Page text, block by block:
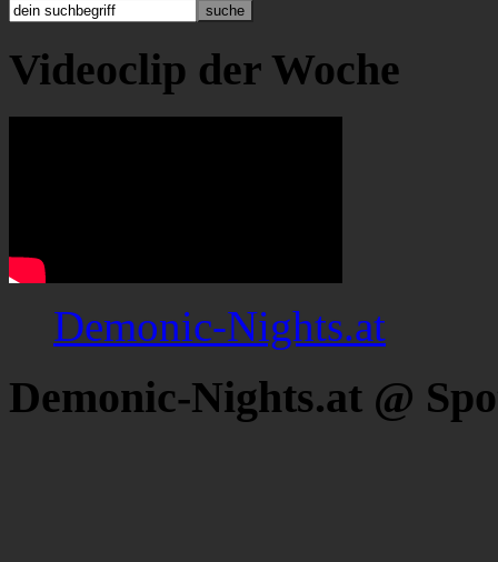
Videoclip der Woche
Demonic-Nights.at
Demonic-Nights.at @